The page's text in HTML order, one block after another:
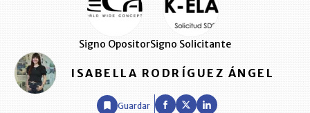
Signo OpositorSigno Solicitante
ISABELLA RODRÍGUEZ ÁNGEL
Guardar